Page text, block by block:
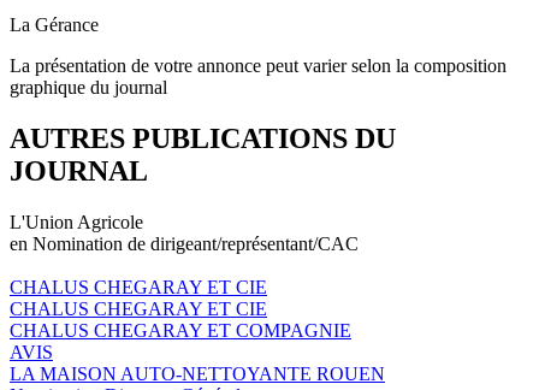
La Gérance
La présentation de votre annonce peut varier selon la composition
graphique du journal
AUTRES PUBLICATIONS DU
JOURNAL
L'Union Agricole
en Nomination de dirigeant/représentant/CAC
CHALUS CHEGARAY ET CIE
CHALUS CHEGARAY ET CIE
CHALUS CHEGARAY ET COMPAGNIE
AVIS
LA MAISON AUTO-NETTOYANTE ROUEN